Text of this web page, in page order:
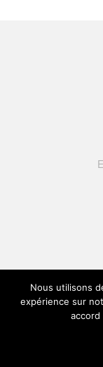
Nous utilisons
expérience sur
accord